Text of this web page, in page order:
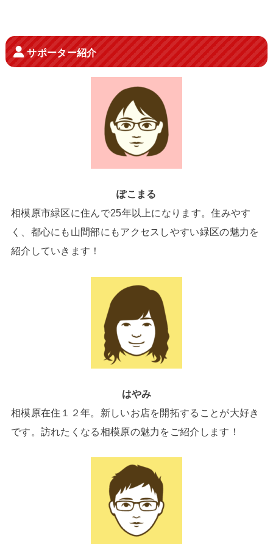
サポーター紹介
ぽこまる
相模原市緑区に住んで25年以上になります。住みやす
く、都心にも山間部にもアクセスしやすい緑区の魅力を
紹介していきます！
はやみ
相模原在住１２年。新しいお店を開拓することが大好き
です。訪れたくなる相模原の魅力をご紹介します！